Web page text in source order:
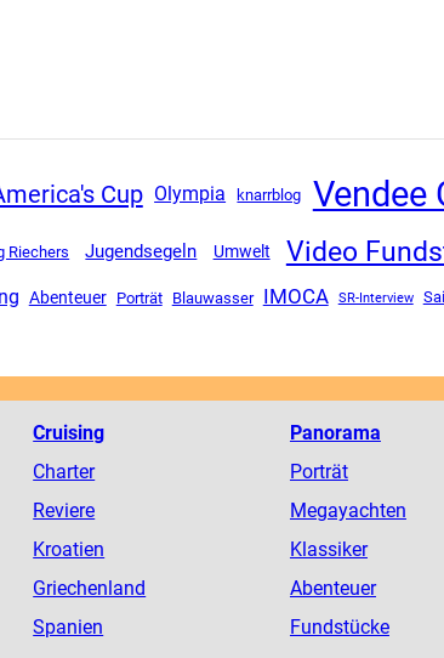
Cup Olympia knarrblog Vendee
Riechers Jugendsegeln Umwelt Video
Abenteuer Porträt Blauwasser IMOCA SR-Interview
Cruising
Charter
Reviere
Kroatien
Griechenland
Spanien
Panorama
Porträt
Megayachten
Klassiker
Abenteuer
Fundstücke